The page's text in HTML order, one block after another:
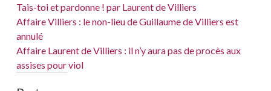
Tais-toi et pardonne ! par Laurent de Villiers
Affaire Villiers : le non-lieu de Guillaume de Villiers est
annulé
Affaire Laurent de Villiers : il n’y aura pas de procès aux
assises pour viol